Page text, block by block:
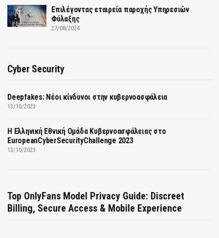
Επιλέγοντας εταιρεία παροχής Υπηρεσιών
Φύλαξης
27/08/2024
Cyber Security
Deepfakes: Νέοι κίνδυνοι στην κυβερνοασφάλεια
13/10/2023
Η Ελληνική Εθνική Ομάδα Κυβερνοασφάλειας στο
EuropeanCyberSecurityChallenge 2023
13/10/2023
Top OnlyFans Model Privacy Guide: Discreet
Billing, Secure Access & Mobile Experience